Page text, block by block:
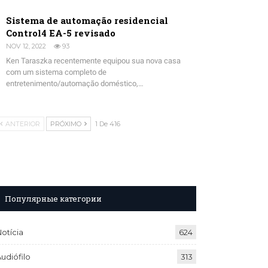
Sistema de automação residencial
Control4 EA-5 revisado
NOV 12, 2022 93
Ken Taraszka recentemente equipou sua nova casa
com um sistema completo de
entretenimento/automação doméstico,…
ANTERIOR PRÓXIMO 1 De 416
Популярные категории
624
313